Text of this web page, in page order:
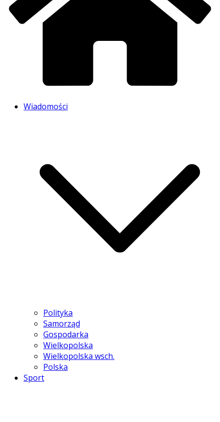
Wiadomości
Polityka
Samorząd
Gospodarka
Wielkopolska
Wielkopolska wsch.
Polska
Sport